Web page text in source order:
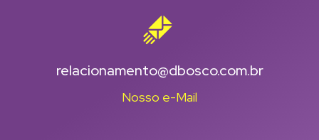
relacionamento@dbosco.com.br
Nosso e-Mail